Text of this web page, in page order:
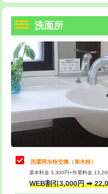
洗面台設置
追加人工
廃棄・処分
※給水管工事は20mmまでの
給水管工事※（保温材使用（
め込み）)
給水管工事※（土の掘削・埋
業)
給水管工事※（塩ビ管（VP・
用/3ｍまで)
給水管工事※（塩ビ管（VP・
用（追加）/3ｍ超え)
給水管工事※（ライニング鋼
管・ポリ管・HT管使用/3ｍ
給水管工事※（ライニング鋼
管・ポリ管・HT管使用/3ｍ超
排水管工事（土の掘削・埋め
トーラー機使用/3mまで
追加トーラー機使用/3m超え
カメラ調査
桝清掃
止水・漏水調査・防水処理・
理・調整・分解・加工など（
止水・漏水調査・防水処理
理・調整・分解・加工など（
止水・漏水調査・防水処理
理・調整・分解・加工など
洗面所
洗濯用水栓交換（単水栓）
基本料金 3,300円+作業料金
WEB割引3,000円 ➡